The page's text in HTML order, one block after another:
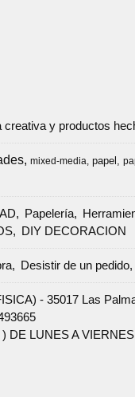
y productos
mixed-media papel
Papelería
DIY DECORACION
Desistir de un pedido
- 35017 Las
LUNES A